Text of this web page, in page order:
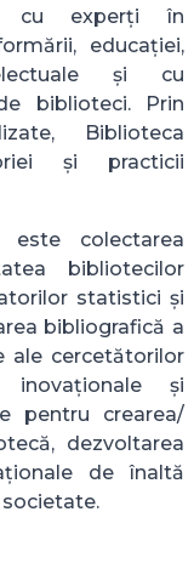
cu experți în
educației,
și cu
biblioteci. Prin
Biblioteca
și practicii
colectarea
bibliotecilor
statistici și
bibliografică a
ale cercetătorilor
inovaționale și
pentru crearea/
dezvoltarea
de înaltă